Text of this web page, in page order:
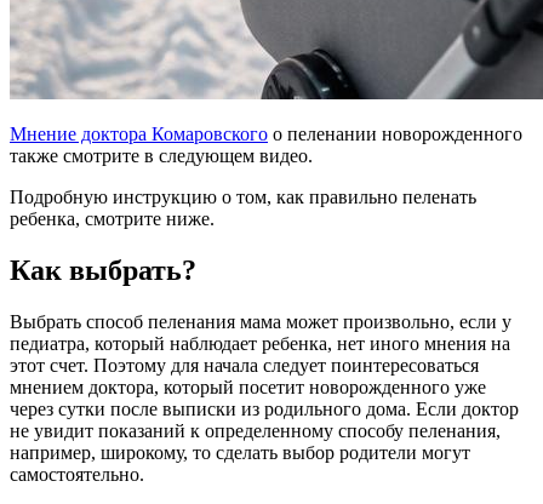
Мнение доктора Комаровского о пеленании новорожденного
также смотрите в следующем видео.
Подробную инструкцию о том, как правильно пеленать
ребенка, смотрите ниже.
Как выбрать?
Выбрать способ пеленания мама может произвольно, если у
педиатра, который наблюдает ребенка, нет иного мнения на
этот счет. Поэтому для начала следует поинтересоваться
мнением доктора, который посетит новорожденного уже
через сутки после выписки из родильного дома. Если доктор
не увидит показаний к определенному способу пеленания,
например, широкому, то сделать выбор родители могут
самостоятельно.